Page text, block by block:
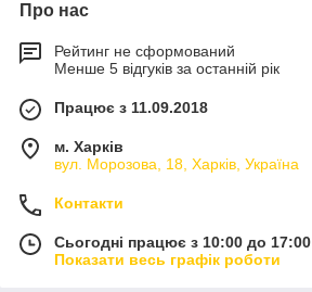
Про нас
Рейтинг не сформований
Менше 5 відгуків за останній рік
Працює з 11.09.2018
м. Харків
вул. Морозова, 18, Харків, Україна
Контакти
Сьогодні працює з 10:00 до 17:00
Показати весь графік роботи